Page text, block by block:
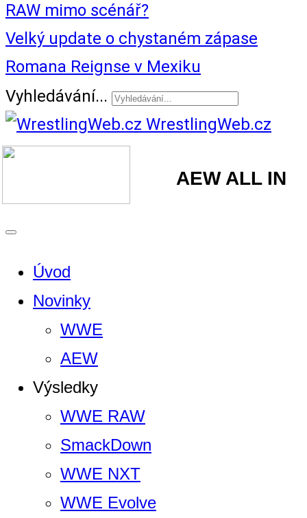
RAW mimo scénář?
Velký update o chystaném zápase
Romana Reignse v Mexiku
Vyhledávání...
WrestlingWeb.cz
AEW ALL IN
Úvod
Novinky
WWE
AEW
Výsledky
WWE RAW
SmackDown
WWE NXT
WWE Evolve